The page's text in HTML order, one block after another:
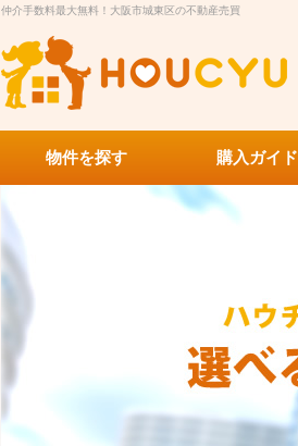
仲介手数料最大無料！大阪市城東区の不動産売買
物件を探す 購入ガイド